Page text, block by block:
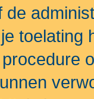
de
procedure